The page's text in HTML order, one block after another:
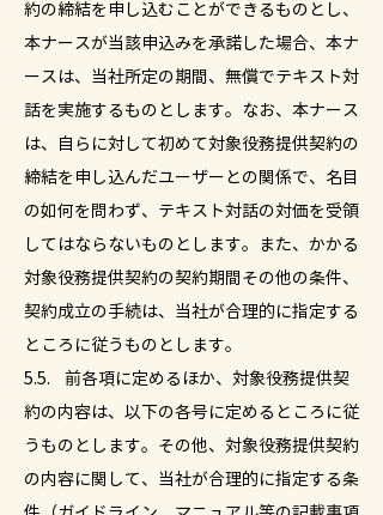
約の締結を申し込むことができるものとし、
本ナースが当該申込みを承諾した場合、本ナ
ースは、当社所定の期間、無償でテキスト対
話を実施するものとします。なお、本ナース
は、自らに対して初めて対象役務提供契約の
締結を申し込んだユーザーとの関係で、名目
の如何を問わず、テキスト対話の対価を受領
してはならないものとします。また、かかる
対象役務提供契約の契約期間その他の条件、
契約成立の手続は、当社が合理的に指定する
ところに従うものとします。
5.5. 前各項に定めるほか、対象役務提供契
約の内容は、以下の各号に定めるところに従
うものとします。その他、対象役務提供契約
の内容に関して、当社が合理的に指定する条